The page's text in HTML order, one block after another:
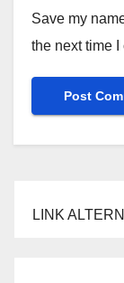
Save my
the next time I
LINK